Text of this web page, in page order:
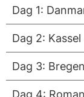
Dag 2: